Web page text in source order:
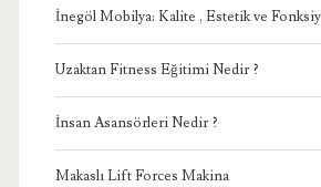
İnegöl Mobilya: Kalite , Estetik ve
Uzaktan Fitness Eğitimi Nedir ?
İnsan Asansörleri Nedir ?
Makaslı Lift Forces Makina